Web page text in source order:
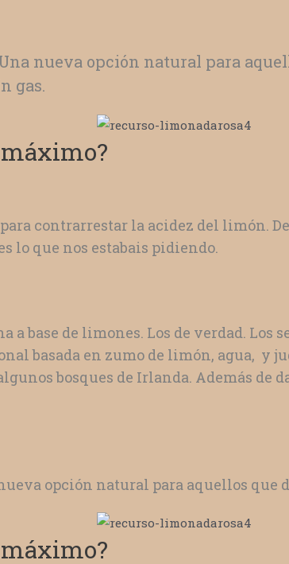
nueva opción natural para
gas.
contrarrestar la acidez del limón.
lo que nos estabais pidiendo.
base de limones. Los de verdad.
basada en zumo de limón, agua, y
bosques de Irlanda. Además de
opción natural para aquellos